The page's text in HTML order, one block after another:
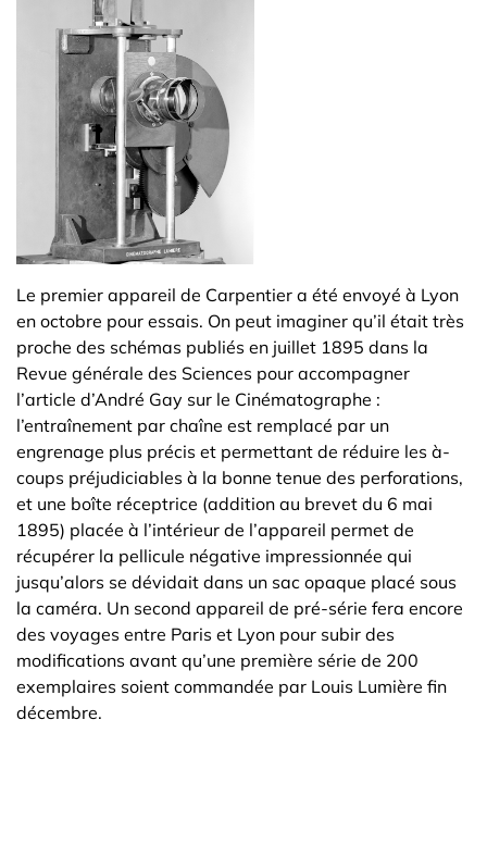
Le premier appareil de Carpentier a été envoyé à Lyon
en octobre pour essais. On peut imaginer qu’il était très
proche des schémas publiés en juillet 1895 dans la
Revue générale des Sciences pour accompagner
l’article d’André Gay sur le Cinématographe :
l’entraînement par chaîne est remplacé par un
engrenage plus précis et permettant de réduire les à-
coups préjudiciables à la bonne tenue des perforations,
et une boîte réceptrice (addition au brevet du 6 mai
1895) placée à l’intérieur de l’appareil permet de
récupérer la pellicule négative impressionnée qui
jusqu’alors se dévidait dans un sac opaque placé sous
la caméra. Un second appareil de pré-série fera encore
des voyages entre Paris et Lyon pour subir des
modifications avant qu’une première série de 200
exemplaires soient commandée par Louis Lumière fin
décembre.